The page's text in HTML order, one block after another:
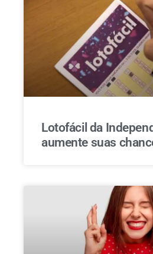
Lotofácil da
aumente suas